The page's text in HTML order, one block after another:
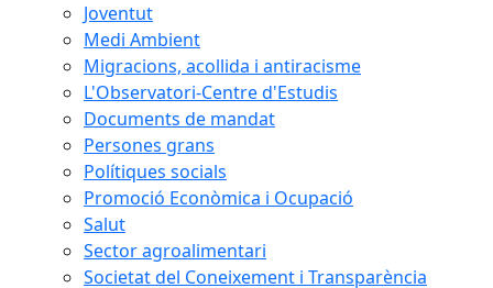
Joventut
Medi Ambient
Migracions, acollida i antiracisme
L'Observatori-Centre d'Estudis
Documents de mandat
Persones grans
Polítiques socials
Promoció Econòmica i Ocupació
Salut
Sector agroalimentari
Societat del Coneixement i Transparència